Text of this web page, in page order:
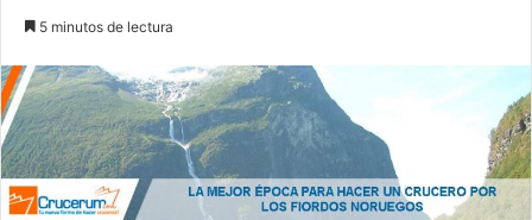
5 minutos de lectura